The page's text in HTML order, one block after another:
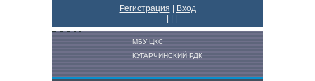
Регистрация
Вход
МБУ ЦКС
КУГАРЧИНСКИЙ РДК